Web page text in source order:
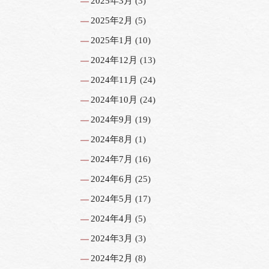
2025年2月 (5)
2025年1月 (10)
2024年12月 (13)
2024年11月 (24)
2024年10月 (24)
2024年9月 (19)
2024年8月 (1)
2024年7月 (16)
2024年6月 (25)
2024年5月 (17)
2024年4月 (5)
2024年3月 (3)
2024年2月 (8)